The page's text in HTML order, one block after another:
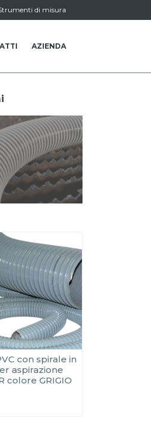
di misura
AZIENDA
con spirale in
aspirazione
colore GRIGIO